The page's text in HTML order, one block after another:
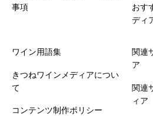
事項
おす
ディ
ワイン用語集
きつねワインメディアについ
て
コンテンツ制作ポリシー
関連
ア
関連
ィア